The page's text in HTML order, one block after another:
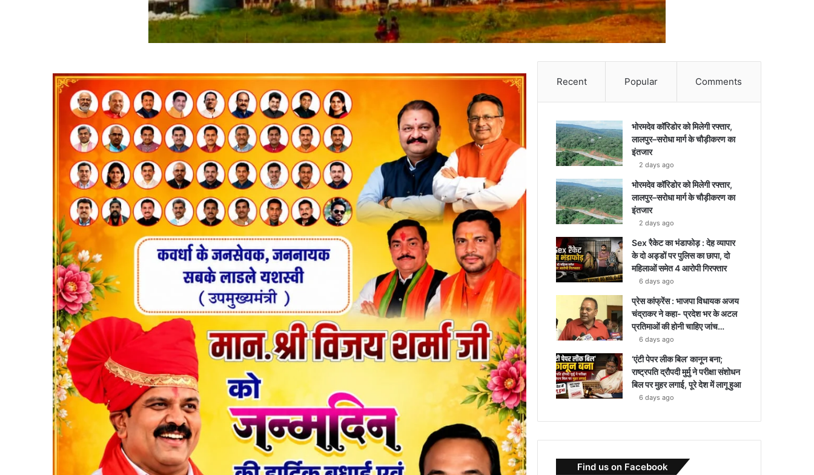
Recent Popular Comments
भोरमदेव कॉरिडोर को मिलेगी रफ्तार,
लालपुर–सरोधा मार्ग के चौड़ीकरण का
इंतजार
2 days ago
भोरमदेव कॉरिडोर को मिलेगी रफ्तार,
लालपुर–सरोधा मार्ग के चौड़ीकरण का
इंतजार
2 days ago
Sex रैकेट का भंडाफोड़ : देह व्यापार
के दो अड्डों पर पुलिस का छापा, दो
महिलाओं समेत 4 आरोपी गिरफ्तार
6 days ago
प्रेस कांफ्रेंस : भाजपा विधायक अजय
चंद्राकर ने कहा- प्रदेश भर के अटल
प्रतिमाओं की होनी चाहिए जांच…
6 days ago
‘एंटी पेपर लीक बिल’ कानून बना;
राष्ट्रपति द्रौपदी मुर्मु ने परीक्षा संशोधन
बिल पर मुहर लगाई, पूरे देश में लागू हुआ
6 days ago
Find us on Facebook